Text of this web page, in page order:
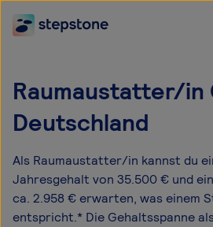
Raumaustatter/in
Deutschland
Als Raumaustatter/in kannst du
Jahresgehalt von 35.500 € und
ca. 2.958 € erwarten, was einem
entspricht.* Die Gehaltsspanne